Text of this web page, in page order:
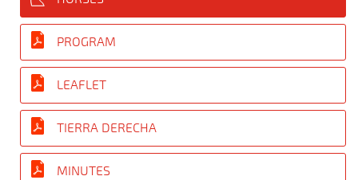
PROGRAM
LEAFLET
TIERRA DERECHA
MINUTES